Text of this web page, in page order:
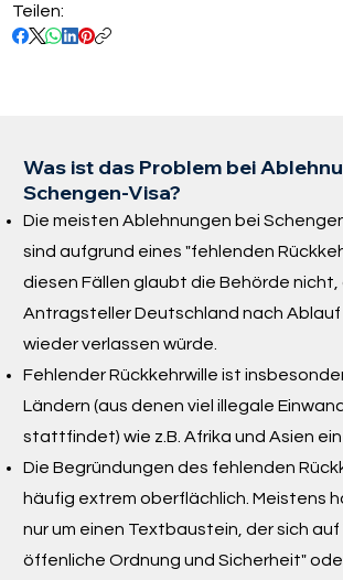
Teilen:
Was ist das Problem bei
Schengen-Visa?
Die meisten Ablehnungen bei
sind aufgrund eines "fehlenden
diesen Fällen glaubt die Behörde nicht,
Antragsteller Deutschland nach Ablauf
wieder verlassen würde.
Fehlender Rückkehrwille ist
Ländern (aus denen viel illegale
stattfindet) wie z.B. Afrika und Asien ein
Die Begründungen des fehlenden
häufig extrem oberflächlich. Meistens
nur um einen Textbaustein, der sich
öffenliche Ordnung und Sicherheit"